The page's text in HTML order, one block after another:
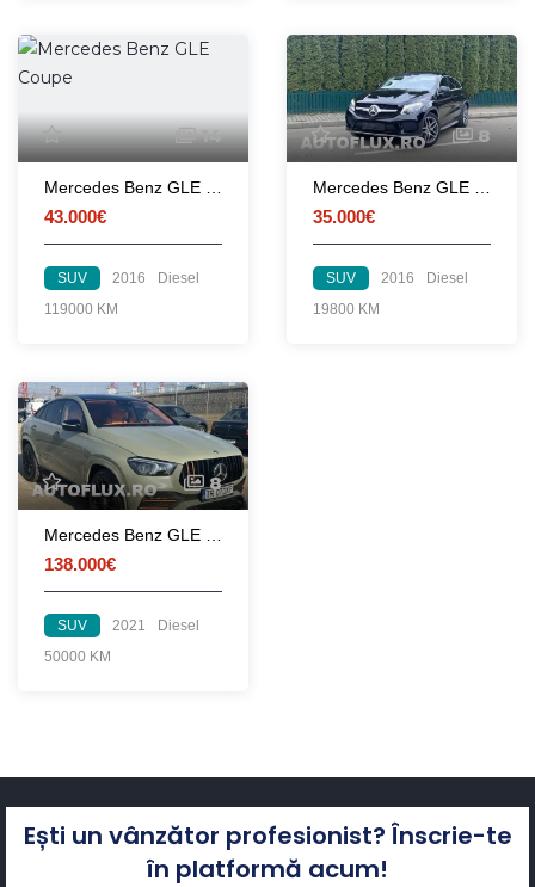
14
43.000€
SUV 2016
Diesel
119000 KM
8
35.000€
SUV 2016
Diesel
19800 KM
8
138.000€
SUV 2021
Diesel
50000 KM
Ești un vânzător profesionist? Înscrie-te
în platformă acum!